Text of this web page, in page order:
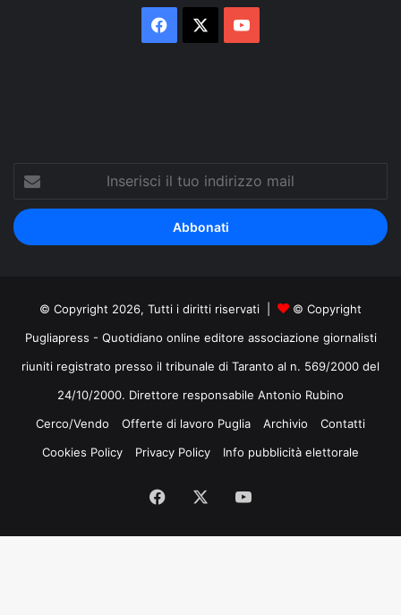
Facebook
tuo
indirizzo
mail
© Copyright 2026, Tutti i diritti riservati |
© Copyright
Pugliapress - Quotidiano online editore associazione giornalisti
riuniti registrato presso il tribunale di Taranto al n. 569/2000 del
24/10/2000. Direttore responsabile Antonio Rubino
Cerco/Vendo
Offerte di lavoro Puglia Archivio
Contatti
Cookies Policy
Privacy Policy Info pubblicità elettorale
Facebook
Tube